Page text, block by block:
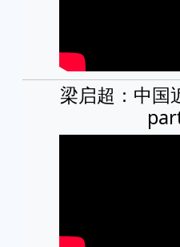
梁启超：中国